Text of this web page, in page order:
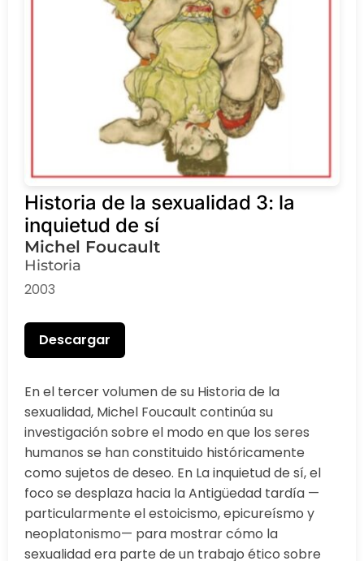
Historia de la sexualidad 3: la
inquietud de sí
Michel Foucault
Historia
2003
Descargar
En el tercer volumen de su Historia de la
sexualidad, Michel Foucault continúa su
investigación sobre el modo en que los seres
humanos se han constituido históricamente
como sujetos de deseo. En La inquietud de sí, el
foco se desplaza hacia la Antigüedad tardía —
particularmente el estoicismo, epicureísmo y
neoplatonismo— para mostrar cómo la
sexualidad era parte de un trabajo ético sobre